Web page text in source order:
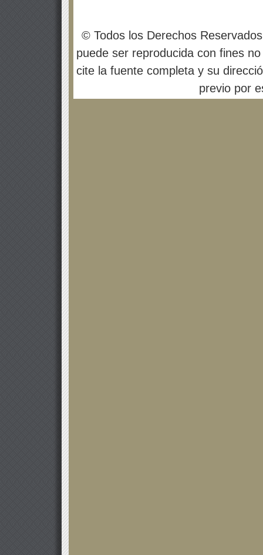
© Todos los Derechos
puede ser reproducida con fines
cite la fuente completa y su
previo por